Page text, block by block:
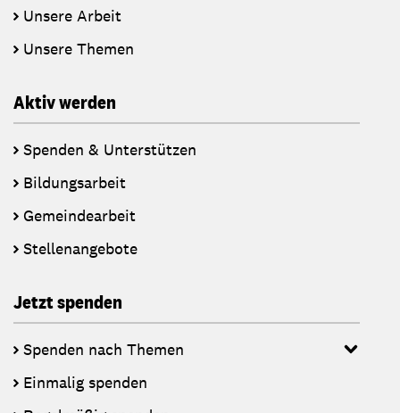
Unsere Arbeit
Unsere Themen
Aktiv werden
Spenden & Unterstützen
Bildungsarbeit
Gemeindearbeit
Stellenangebote
Jetzt spenden
Spenden nach Themen
Einmalig spenden